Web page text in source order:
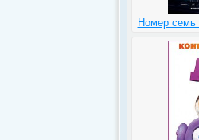
Номер семь